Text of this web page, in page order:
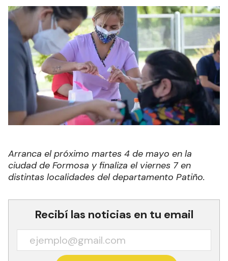
Arranca el próximo martes 4 de mayo en la
ciudad de Formosa y finaliza el viernes 7 en
distintas localidades del departamento Patiño.
Recibí las noticias en tu email